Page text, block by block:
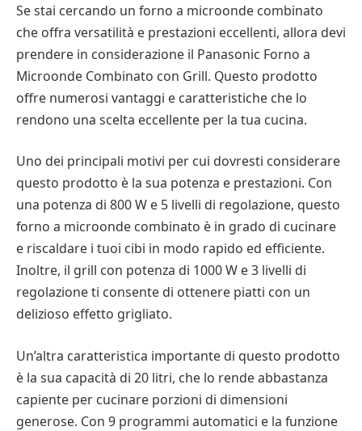
Se stai cercando un forno a microonde combinato
che offra versatilità e prestazioni eccellenti, allora devi
prendere in considerazione il Panasonic Forno a
Microonde Combinato con Grill. Questo prodotto
offre numerosi vantaggi e caratteristiche che lo
rendono una scelta eccellente per la tua cucina.
Uno dei principali motivi per cui dovresti considerare
questo prodotto è la sua potenza e prestazioni. Con
una potenza di 800 W e 5 livelli di regolazione, questo
forno a microonde combinato è in grado di cucinare
e riscaldare i tuoi cibi in modo rapido ed efficiente.
Inoltre, il grill con potenza di 1000 W e 3 livelli di
regolazione ti consente di ottenere piatti con un
delizioso effetto grigliato.
Un’altra caratteristica importante di questo prodotto
è la sua capacità di 20 litri, che lo rende abbastanza
capiente per cucinare porzioni di dimensioni
generose. Con 9 programmi automatici e la funzione